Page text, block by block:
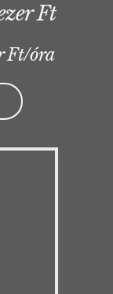
Ft
Ft/óra